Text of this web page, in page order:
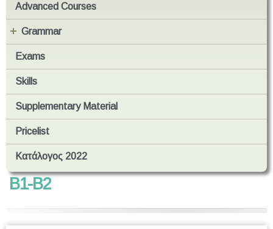
Advanced Courses
Grammar
Exams
Skills
Supplementary Material
Pricelist
Κατάλογος 2022
B1-B2